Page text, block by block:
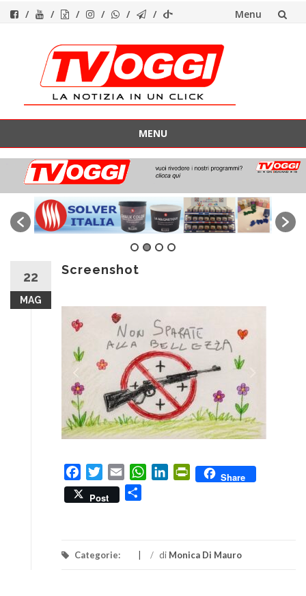
Menu
contenuto
MENU
contenuto
22
MAG
Screenshot
FacebookTwitterEmail WhatsApp
LinkedInPrintFriendly
Share
Post
Categorie: / di Monica Di Mauro